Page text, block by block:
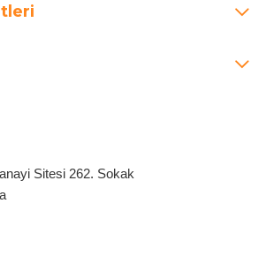
Sitesi 262. Sokak